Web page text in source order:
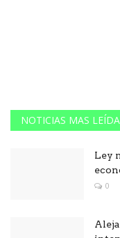
NOTICIAS MAS
Ley
0